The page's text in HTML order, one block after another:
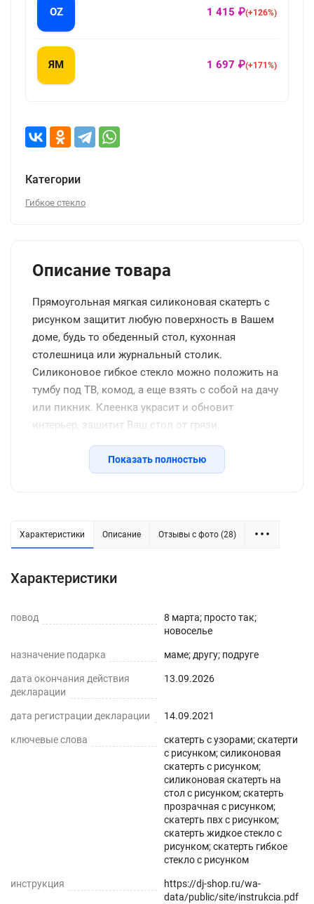
OZ 1 415 ₽(+126%)
ЯМ 1 697 ₽(+171%)
Категории
Гибкое стекло
Описание товара
Прямоугольная мягкая силиконовая скатерть с
рисунком защитит любую поверхность в Вашем
доме, будь то обеденный стол, кухонная
столешница или журнальный столик.
Силиконовое гибкое стекло можно положить на
тумбу под ТВ, комод, а еще взять с собой на дачу
или пикник. Клеенка украсит и обновит
интерьер, защитит Ваш стол от грязи,
потертостей, царапин, станет отличным
подарком на день рождения, новоселье и другие
семейные праздники, включая новый год.
(выдерживает до 80 градусов без деформации),
водоотталкивающее, долговечное, не желтеет со
размеров или закруглить углы. Внимание: мы
усадку. Весь ассортимент Вы можете увидеть в
Показать полностью
Характеристики Описание Отзывы с фото (28)
Характеристики
повод
8 марта; просто так;
новоселье
назначение подарка маме; другу; подруге
дата окончания действия
декларации
13.09.2026
дата регистрации декларации 14.09.2021
ключевые слова
скатерть с узорами; скатерти
с рисунком; силиконовая
скатерть с рисунком;
силиконовая скатерть на
стол с рисунком; скатерть
прозрачная с рисунком;
скатерть пвх с рисунком;
скатерть жидкое стекло с
рисунком; скатерть гибкое
стекло с рисунком
инструкция
https://dj-shop.ru/wa-
data/public/site/instrukcia.pdf